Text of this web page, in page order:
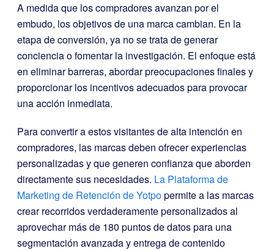
A medida que los compradores avanzan por el
embudo, los objetivos de una marca cambian. En la
etapa de conversión, ya no se trata de generar
conciencia o fomentar la investigación. El enfoque está
en eliminar barreras, abordar preocupaciones finales y
proporcionar los incentivos adecuados para provocar
una acción inmediata.
Para convertir a estos visitantes de alta intención en
compradores, las marcas deben ofrecer experiencias
personalizadas y que generen confianza que aborden
directamente sus necesidades. La Plataforma de
Marketing de Retención de Yotpopermite a las marcas
crear recorridos verdaderamente personalizados al
aprovechar más de 180 puntos de datos para una
segmentación avanzada y entrega de contenido